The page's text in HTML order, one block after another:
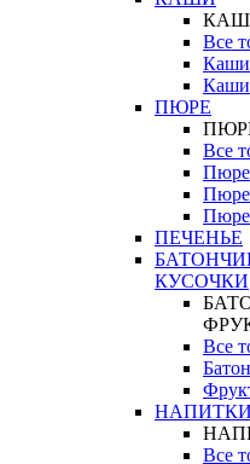
Все
Каши
Каши
ПЮРЕ
Все
Пюре
Пюре
ПЕЧЕНЬЕ
КУСОЧКИ
Все
НАПИТКИ
Все